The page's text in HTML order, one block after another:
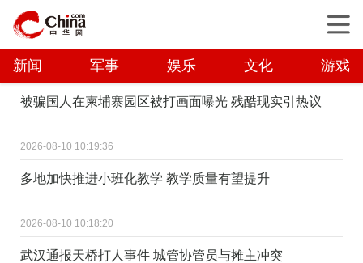
新闻 军事 娱乐 文化 游戏
被骗国人在柬埔寨园区被打画面曝光 残酷现实引热议
2026-08-10 10:19:36
多地加快推进小班化教学 教学质量有望提升
2026-08-10 10:18:20
武汉通报天桥打人事件 城管协管员与摊主冲突